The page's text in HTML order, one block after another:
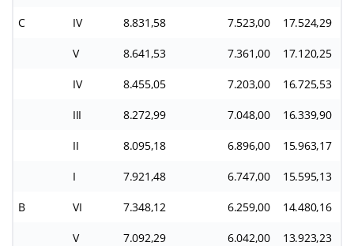
C IV 8.831,58 7.523,00 17.524,29
V 8.641,53 7.361,00 17.120,25
IV 8.455,05 7.203,00 16.725,53
III 8.272,99 7.048,00 16.339,90
II 8.095,18 6.896,00 15.963,17
I 7.921,48 6.747,00 15.595,13
B VI 7.348,12 6.259,00 14.480,16
V 7.092,29 6.042,00 13.923,23